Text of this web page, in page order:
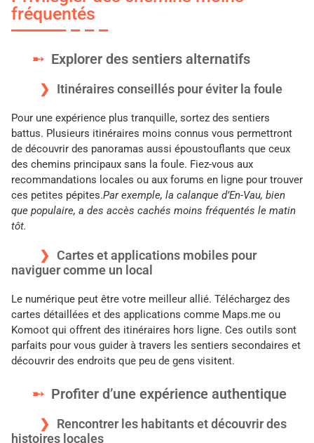
fréquentés
Explorer des sentiers alternatifs
Itinéraires conseillés pour éviter la foule
Pour une expérience plus tranquille, sortez des sentiers
battus. Plusieurs itinéraires moins connus vous permettront
de découvrir des panoramas aussi époustouflants que ceux
des chemins principaux sans la foule. Fiez-vous aux
recommandations locales ou aux forums en ligne pour trouver
ces petites pépites.Par exemple, la calanque d’En-Vau, bien
que populaire, a des accès cachés moins fréquentés le matin
tôt.
Cartes et applications mobiles pour
naviguer comme un local
Le numérique peut être votre meilleur allié. Téléchargez des
cartes détaillées et des applications comme Maps.me ou
Komoot qui offrent des itinéraires hors ligne. Ces outils sont
parfaits pour vous guider à travers les sentiers secondaires et
découvrir des endroits que peu de gens visitent.
Profiter d’une expérience authentique
Rencontrer les habitants et découvrir des
histoires locales